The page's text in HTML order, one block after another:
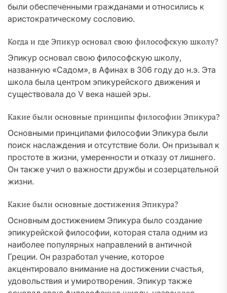
были обеспеченными гражданами и относились к
аристократическому сословию.
Когда и где Эпикур основал свою философскую школу?
Эпикур основал свою философскую школу,
названную «Садом», в Афинах в 306 году до н.э. Эта
школа была центром эпикурейского движения и
существовала до V века нашей эры.
Какие были основные принципы философии Эпикура?
Основными принципами философии Эпикура были
поиск наслаждения и отсутствие боли. Он призывал к
простоте в жизни, умеренности и отказу от лишнего.
Он также учил о важности дружбы и созерцательной
жизни.
Какие были основные достижения Эпикура?
Основным достижением Эпикура было создание
эпикурейской философии, которая стала одним из
наиболее популярных направлений в античной
Греции. Он разработал учение, которое
акцентировало внимание на достижении счастья,
удовольствия и умиротворения. Эпикур также